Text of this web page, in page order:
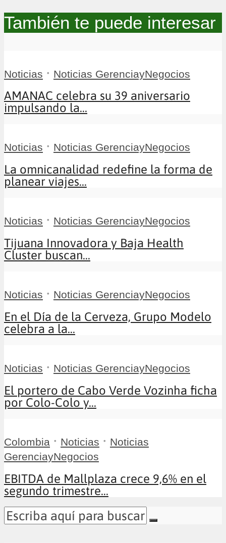
También te puede interesar
Noticias • Noticias GerenciayNegocios
AMANAC celebra su 39 aniversario
impulsando la...
Noticias • Noticias GerenciayNegocios
La omnicanalidad redefine la forma de
planear viajes...
Noticias • Noticias GerenciayNegocios
Tijuana Innovadora y Baja Health
Cluster buscan...
Noticias • Noticias GerenciayNegocios
En el Día de la Cerveza, Grupo Modelo
celebra a la...
Noticias • Noticias GerenciayNegocios
El portero de Cabo Verde Vozinha ficha
por Colo-Colo y...
Colombia • Noticias • Noticias
GerenciayNegocios
EBITDA de Mallplaza crece 9,6% en el
segundo trimestre...